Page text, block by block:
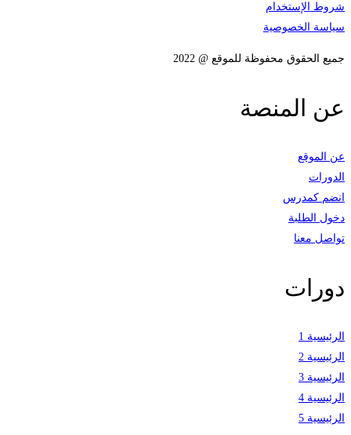
شروط الإستخدام
سياسة الخصوصية
جميع الحقوق محفوظة للموقع @ 2022
عن المنصة
عن الموقع
الدورات
انضم كمدرس
دخول الطلبة
تواصل معنا
دورات
الرئيسية 1
الرئيسية 2
الرئيسية 3
الرئيسية 4
الرئيسية 5